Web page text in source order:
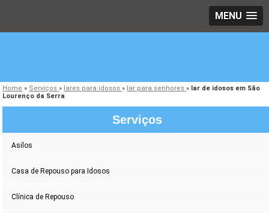
MENU
Home » Serviços» lares para idosos» lar para senhores» lar de idosos em São
Lourenço da Serra
Serviços
Asilos
Casa de Repouso para Idosos
Clínica de Repouso